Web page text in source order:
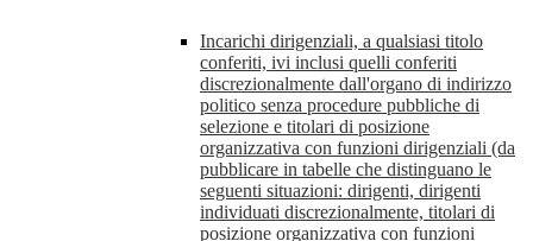
Incarichi dirigenziali, a qualsiasi titolo
conferiti, ivi inclusi quelli conferiti
discrezionalmente dall'organo di indirizzo
politico senza procedure pubbliche di
selezione e titolari di posizione
organizzativa con funzioni dirigenziali (da
pubblicare in tabelle che distinguano le
seguenti situazioni: dirigenti, dirigenti
individuati discrezionalmente, titolari di
posizione organizzativa con funzioni